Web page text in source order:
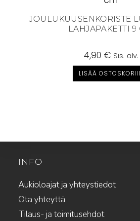
JOULUKUUSENKORISTE
LAHJAPAKETTI 9
4,90 € Sis. alv.
LISÄÄ
INFO
Aukioloajat ja yhteystiedot
Ota yhteyttä
Tilaus- ja toimitusehdot